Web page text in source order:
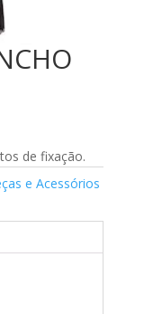
de fixação.
e Acessórios